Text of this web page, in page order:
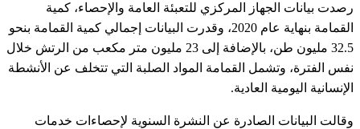
رصدت بيانات الجهاز المركزي للتعبئة العامة والإحصاء، كمية
القمامة بنهاية عام 2020، وقدرت البيانات إجمالي كمية القمامة بنحو
32.5 مليون طن، بالإضافة إلى 23 مليون متر مكعب من الرتش خلال
نفس الفترة، وتشمل القمامة المواد الصلبة التي تتخلف عن الأنشطة
الإنسانية اليومية العادية.
وقالت البيانات الصادرة عن النشرة السنوية لإحصاءات خدمات